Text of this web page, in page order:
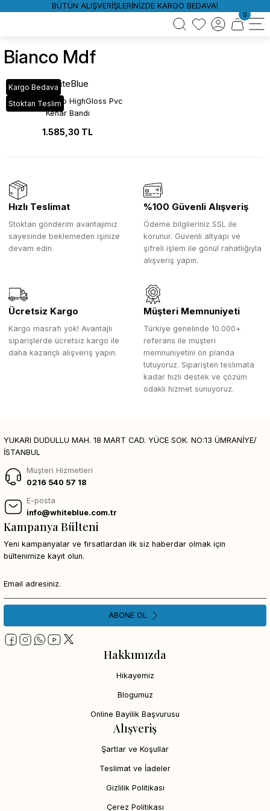
BÜTÜN ALIŞVERİŞLERİNİZDE KARGO BEDAVA!
0
Bianco Mdf
Kargo Bedava
Stoktan Teslim
WhiteBlue
HG_631 Bianco HighGloss Pvc
Kenar Bandı
1.585,30 TL
Hızlı Teslimat
Stoktan gönderim avantajımız
sayesinde beklemeden işinize
devam edin.
%100 Güvenli Alışveriş
Ödeme bilgileriniz SSL ile
korunur. Güvenli altyapı ve
şifreli işlem ile gönül rahatlığıyla
alışveriş yapın.
Ücretsiz Kargo
Kargo masrafı yok! Avantajlı
siparişlerde ücretsiz kargo ile
daha kazançlı alışveriş yapın.
Müşteri Memnuniyeti
Türkiye genelinde 10.000+
referans ile müşteri
memnuniyetini ön planda
tutuyoruz. Siparişten teslimata
kadar hızlı destek ve çözüm
odaklı hizmet sunuyoruz.
YUKARI DUDULLU MAH. 18 MART CAD. YÜCE SOK. NO:13 ÜMRANİYE/
İSTANBUL
Müşteri Hizmetleri
0216 540 57 18
E-posta
info@whiteblue.com.tr
Hakkımızda
Hikayemiz
Blogumuz
Online Bayilik Başvurusu
Alışveriş
Şartlar ve Koşullar
Teslimat ve İadeler
Gizlilik Politikası
Çerez Politikası
Kampanya Bülteni
Yeni kampanyalar ve fırsatlardan ilk siz haberdar olmak için
bültenimize kayıt olun.
ABONE OL